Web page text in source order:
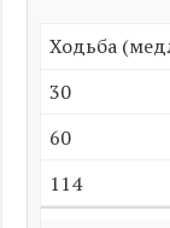
Ходьба
30
60
114